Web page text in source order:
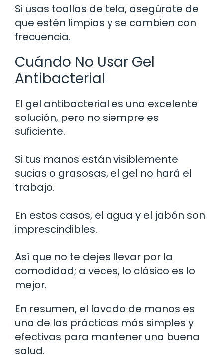
Si usas toallas de tela, asegúrate de
que estén limpias y se cambien con
frecuencia.
Cuándo No Usar Gel
Antibacterial
El gel antibacterial es una excelente
solución, pero no siempre es
suficiente.
Si tus manos están visiblemente
sucias o grasosas, el gel no hará el
trabajo.
En estos casos, el agua y el jabón son
imprescindibles.
Así que no te dejes llevar por la
comodidad; a veces, lo clásico es lo
mejor.
En resumen, el lavado de manos es
una de las prácticas más simples y
efectivas para mantener una buena
salud.